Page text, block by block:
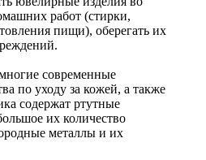
работ (стирки,
пищи), оберегать их
современные
по уходу за кожей, а также
содержат ртутные
их количество
металлы и их